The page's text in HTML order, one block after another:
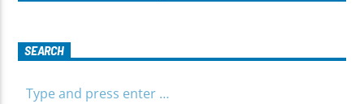
SEARCH